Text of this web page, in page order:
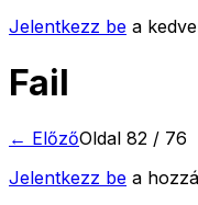
Jelentkezz be a
Fail
← ElőzőOldal 82 / 76
Jelentkezz be a